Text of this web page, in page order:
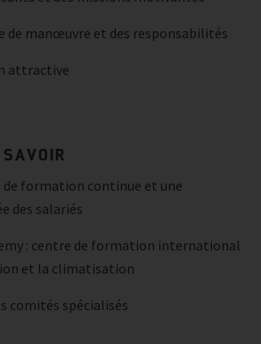
de manœuvre et des responsabilités
attractive
de formation continue et une
des salariés
: centre de formation international
et la climatisation
comités spécialisés